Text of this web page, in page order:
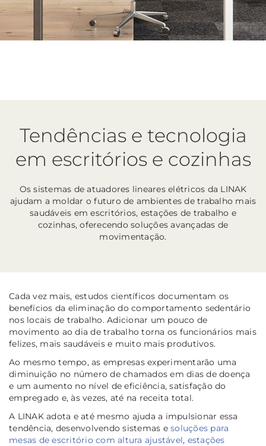
Tendências e tecnologia
em escritórios e cozinhas
Os sistemas de atuadores lineares elétricos da LINAK
ajudam a moldar o futuro de ambientes de trabalho mais
saudáveis em escritórios, estações de trabalho e
cozinhas, oferecendo soluções avançadas de
movimentação.
Cada vez mais, estudos científicos documentam os
benefícios da eliminação do comportamento sedentário
nos locais de trabalho. Adicionar um pouco de
movimento ao dia de trabalho torna os funcionários mais
felizes, mais saudáveis e muito mais produtivos.
Ao mesmo tempo, as empresas experimentarão uma
diminuição no número de chamados em dias de doença
e um aumento no nível de eficiência, satisfação do
empregado e, às vezes, até na receita total.
A LINAK adota e até mesmo ajuda a impulsionar essa
tendência, desenvolvendo sistemas e soluções para
mesas de escritório com altura ajustável, estações